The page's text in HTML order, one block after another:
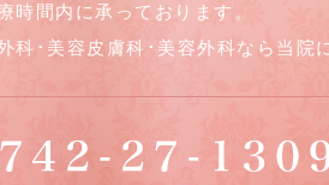
時間内に承っております。
科･美容皮膚科･美容外科なら当院